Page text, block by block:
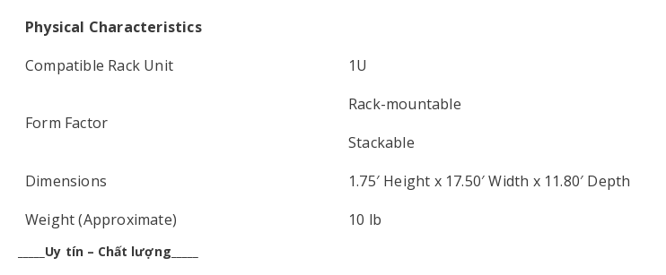
Physical Characteristics
Compatible Rack Unit
1U
Form Factor
Rack-mountable
Stackable
Dimensions
1.75′ Height x 17.50′ Width x 11.80′ Depth
Weight (Approximate)
10 lb
_____Uy tín – Chất lượng_____